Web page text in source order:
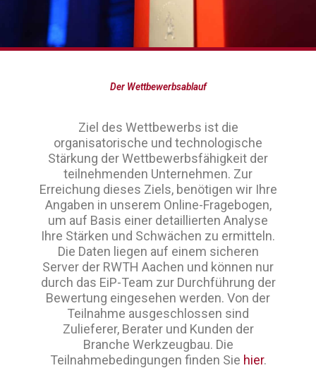
Der Wettbewerbsablauf
Ziel des Wettbewerbs ist die
organisatorische und technologische
Stärkung der Wettbewerbsfähigkeit der
teilnehmenden Unternehmen. Zur
Erreichung dieses Ziels, benötigen wir Ihre
Angaben in unserem Online-Fragebogen,
um auf Basis einer detaillierten Analyse
Ihre Stärken und Schwächen zu ermitteln.
Die Daten liegen auf einem sicheren
Server der RWTH Aachen und können nur
durch das EiP-Team zur Durchführung der
Bewertung eingesehen werden. Von der
Teilnahme ausgeschlossen sind
Zulieferer, Berater und Kunden der
Branche Werkzeugbau. Die
Teilnahmebedingungen finden Sie hier.